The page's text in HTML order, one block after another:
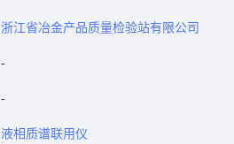
浙江省冶金产品质量检验站有限公司
液相质谱联用仪